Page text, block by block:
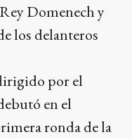
Domenech y
los delanteros
por el
en el
ronda de la